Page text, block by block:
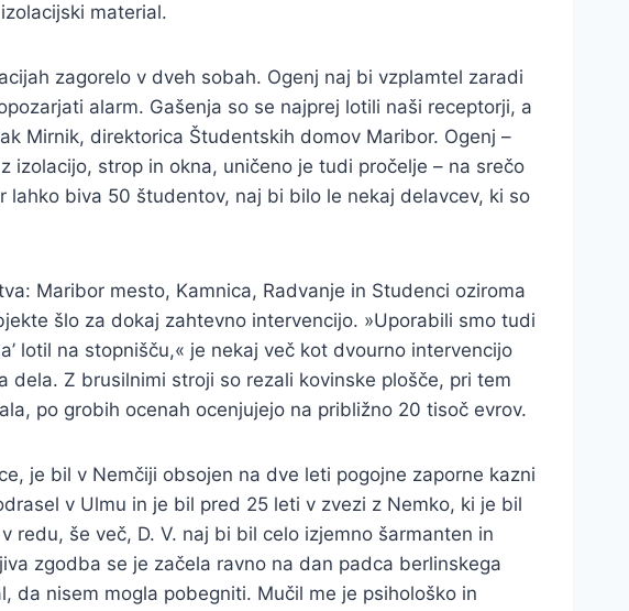
material.
zagorelo v dveh sobah. Ogenj naj bi vzplamtel zaradi
alarm. Gašenja so se najprej lotili naši receptorji, a
Mirnik, direktorica Študentskih domov Maribor. Ogenj –
strop in okna, uničeno je tudi pročelje – na srečo
biva 50 študentov, naj bi bilo le nekaj delavcev, ki so
Maribor mesto, Kamnica, Radvanje in Studenci oziroma
šlo za dokaj zahtevno intervencijo. »Uporabili smo tudi
lotil na stopnišču,« je nekaj več kot dvourno intervencijo
Z brusilnimi stroji so rezali kovinske plošče, pri tem
po grobih ocenah ocenjujejo na približno 20 tisoč evrov.
je bil v Nemčiji obsojen na dve leti pogojne zaporne kazni
v Ulmu in je bil pred 25 leti v zvezi z Nemko, ki je bil
še več, D. V. naj bi bil celo izjemno šarmanten in
zgodba se je začela ravno na dan padca berlinskega
da nisem mogla pobegniti. Mučil me je psihološko in